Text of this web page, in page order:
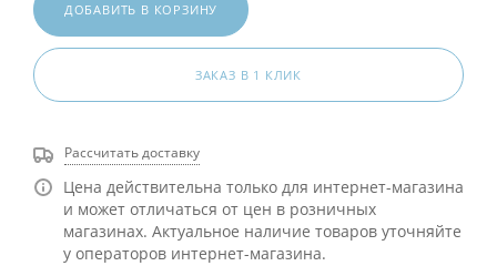
ДОБАВИТЬ В КОРЗИНУ
ЗАКАЗ В 1 КЛИК
Рассчитать доставку
Цена действительна только для интернет-магазина
и может отличаться от цен в розничных
магазинах. Актуальное наличие товаров уточняйте
у операторов интернет-магазина.